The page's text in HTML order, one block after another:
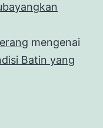
mengenai
Batin yang